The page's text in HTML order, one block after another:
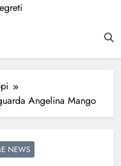
Angelina Mango
NEWS